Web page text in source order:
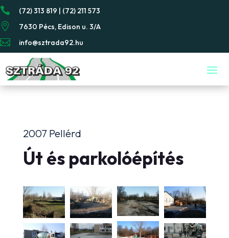
 (72) 313 819 | (72) 211 573
 7630 Pécs, Edison u. 3/A
 info@sztrada92.hu
2007 Pellérd
Út és parkolóépítés